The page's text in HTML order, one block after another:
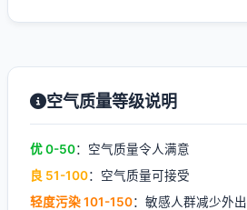
空气质量等级说明
优 0-50：空气质量令人满意
良 51-100：空气质量可接受
轻度污染 101-150：敏感人群减少外出